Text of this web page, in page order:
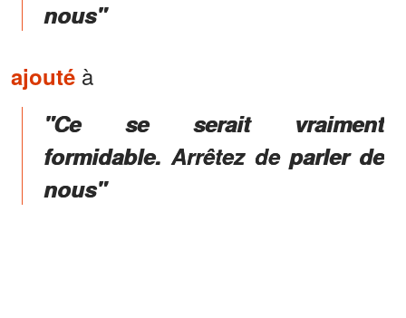
nous"
ajouté à
"Ce se serait vraiment
formidable. Arrêtez de parler de
nous"